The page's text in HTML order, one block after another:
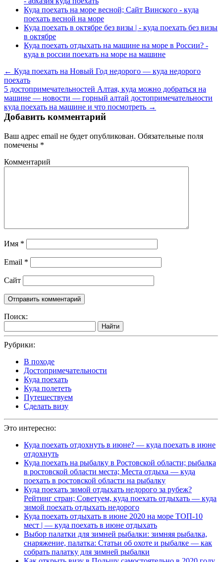
Куда поехать на море весной; Сайт Винского - куда
поехать весной на море
Куда поехать в октябре без визы | - куда поехать без визы
в октябре
Куда поехать отдыхать на машине на море в России? -
куда в россии поехать на море на машине
← Куда поехать на Новый Год недорого — куда недорого
поехать
5 достопримечательностей Алтая, куда можно добраться на
машине — новости — горный алтай достопримечательности
куда поехать на машине и что посмотреть →
Добавить комментарий
Ваш адрес email не будет опубликован. Обязательные поля
помечены *
Комментарий
Имя *
Email *
Сайт
Поиск:
Найти
Рубрики:
В походе
Достопримечательности
Куда поехать
Куда полететь
Путешествуем
Сделать визу
Это интересно:
Куда поехать отдохнуть в июне? — куда поехать в июне
отдохнуть
Куда поехать на рыбалку в Ростовской области; рыбалка
в ростовской области места; Места отдыха — куда
поехать в ростовской области на рыбалку
Куда поехать зимой отдыхать недорого за рубеж?
Рейтинг стран; Советуем, куда поехать отдыхать — куда
зимой поехать отдыхать недорого
Куда поехать отдыхать в июне 2020 на море ТОП-10
мест | — куда поехать в июне отдыхать
Выбор палатки для зимней рыбалки: зимняя рыбалка,
снаряжение, палатка: Статьи об охоте и рыбалке — как
собрать палатку для зимней рыбалки